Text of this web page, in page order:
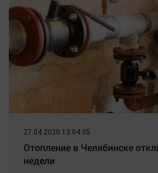
27.04.2020 13:04:05
Отопление в Челябинске
недели